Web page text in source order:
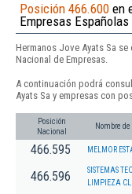
Posición 466.600 en
Empresas Españolas
Hermanos Jove Ayats Sa
Nacional de Empresas.
A continuación podrá
Ayats Sa y empresas con
Posición
Nacional
Nombre
466.595 MELMOR
466.596
SISTEMAS
LIMPIEZA